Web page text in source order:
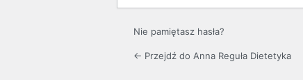
Nie pamiętasz hasła?
← Przejdź do Anna Reguła Dietetyka